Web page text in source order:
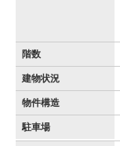
階数
建物状況
物件構造
駐車場